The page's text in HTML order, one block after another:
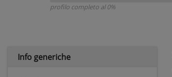
profilo completo al 0%
Info generiche